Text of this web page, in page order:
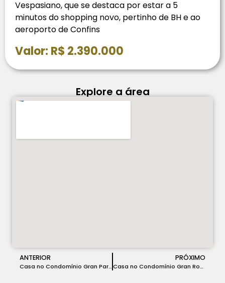
Vespasiano, que se destaca por estar a 5
minutos do shopping novo, pertinho de BH e ao
aeroporto de Confins
Valor: R$ 2.390.000
Explore a área
ANTERIOR
Casa no Condomínio Gran Park Toscana em Vespasiano – COD 240
PRÓXIMO
Casa no Condomínio Gran Royalle em Lagoa Santa – COD 243